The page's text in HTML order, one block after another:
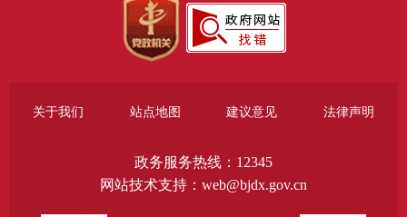
关于我们 站点地图 建议意见 法律声明
政务服务热线：12345
网站技术支持：web@bjdx.gov.cn